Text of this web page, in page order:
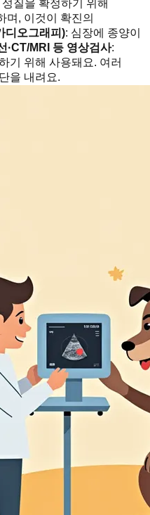
질을 확정하기 위해
며, 이것이 확진의
디오그래피): 심장에 종양이
·CT/MRI 등 영상검사:
기 위해 사용돼요. 여러
을 내려요.